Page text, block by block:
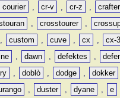
courier , cr-v , cr-z , crafter
, crosstourer ,
, custom , cuve , cx , cx-3
, dawn , defektes ,
, doblò , dodge , dokker
, duster , dyane , e